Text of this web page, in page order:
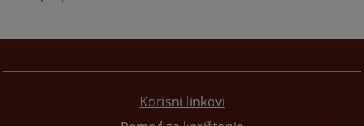
Korisni linkovi